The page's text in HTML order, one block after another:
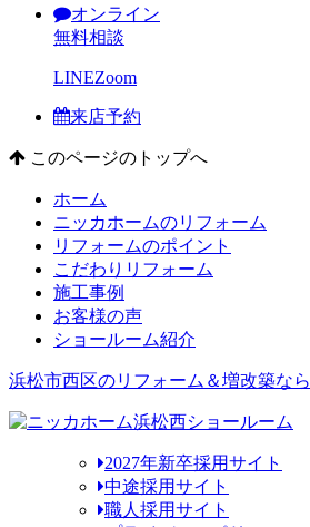
オンライン
無料相談
LINEZoom
来店予約
このページのトップへ
ホーム
ニッカホームのリフォーム
リフォームのポイント
こだわりリフォーム
施工事例
お客様の声
ショールーム紹介
浜松市西区のリフォーム＆増改築なら
2027年新卒採用サイト
中途採用サイト
職人採用サイト